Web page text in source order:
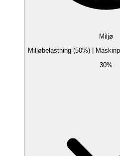
Miljø
Miljøbelastning (50%) |
30%